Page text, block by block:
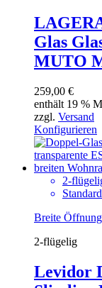
Glas
MUTO
259,00 €
enthält 19 %
zzgl. Versand
Konfigurieren
2-
Breite
2-flügelig
Levidor